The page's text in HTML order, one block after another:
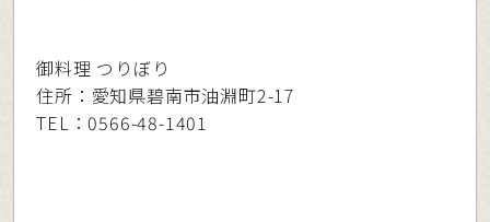
御料理 つりぼり
住所：愛知県碧南市油淵町2-17
TEL：0566-48-1401